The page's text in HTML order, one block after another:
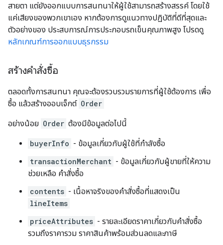
สายตา แต่ยังออกแบบการสนทนาให้ผู้ใช้สามารถสร้างสรรค์ โดยใช้
แค่เสียงของพวกเขาเอง หากต้องการดูแนวทางปฏิบัติที่ดีที่สุดและ
ตัวอย่างของ ประสบการณ์การประกอบรถเข็นคุณภาพสูง โปรดดู
หลักเกณฑ์การออกแบบธุรกรรม
สร้างคำสั่งซื้อ
ตลอดทั้งการสนทนา คุณจะต้องรวบรวมรายการที่ผู้ใช้ต้องการ เพื่อ
ซื้อ แล้วสร้างออบเจ็กต์ Order
อย่างน้อย Order ต้องมีข้อมูลต่อไปนี้
buyerInfo - ข้อมูลเกี่ยวกับผู้ใช้ที่กำลังซื้อ
transactionMerchant - ข้อมูลเกี่ยวกับผู้ขายที่ให้ความ
ช่วยเหลือ คำสั่งซื้อ
contents - เนื้อหาจริงของคำสั่งซื้อที่แสดงเป็น
lineItems
priceAttributes - รายละเอียดราคาเกี่ยวกับคำสั่งซื้อ
รวมถึงราคารวม ราคาสินค้าพร้อมส่วนลดและภาษี